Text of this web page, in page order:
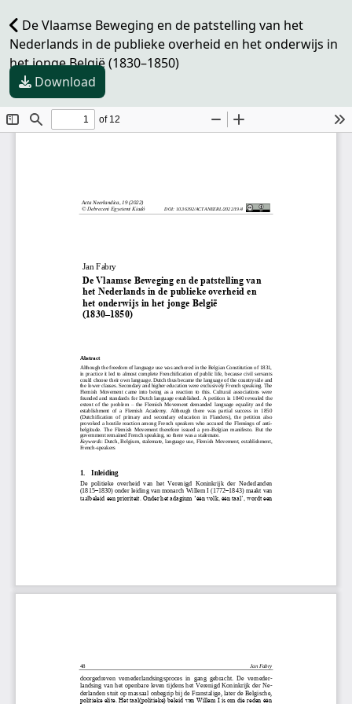
De Vlaamse Beweging en de patstelling van het
Nederlands in de publieke overheid en het onderwijs in
het jonge België (1830–1850)
Download